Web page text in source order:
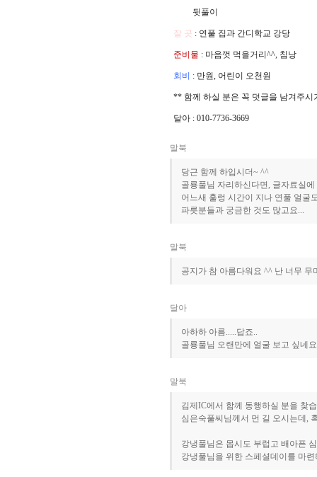
뒷풀이
잘 곳 : 연풀 집과 간디학교 강당
준비물 : 마음껏 먹을거리^^, 침낭
회비 : 만원, 어린이 오천원
** 함께 하실 분은 꼭 덧글을 남겨주시
달아 : 010-7736-3669
말북
당근 함께 하입시더~ ^^
골룡풀님 자리하신다면, 글자료실
어느새 훌렁 시간이 지나 연풀 얼굴
파릇분들과 궁금한 것도 많고요...
말북
공지가 참 아름다워요 ^^ 난 너무 무
달아
아하하 아름.....답죠..
골룡풀님 오랜만에 얼굴 보고 싶네
말북
김제IC에서 함께 동행하실 분을 찾
심은숙풀씨님께서 먼 길 오시는데,
강냉풀님은 몹시도 부럽고 배아픈
강냉풀님을 위한 스페셜데이를 마